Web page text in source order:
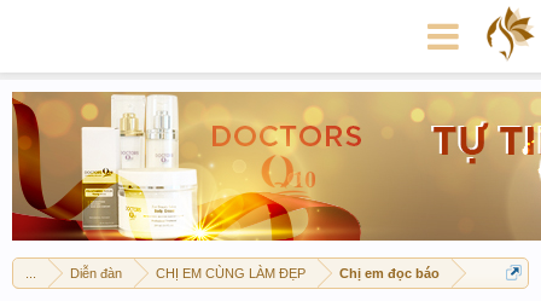
Diễn đàn CHỊ EM CÙNG LÀM ĐẸP Chị em đọc báo